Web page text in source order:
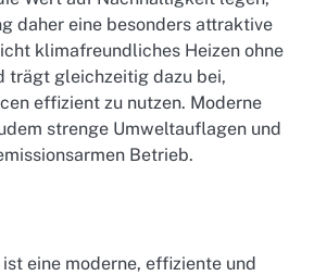
daher eine besonders attraktive
klimafreundliches Heizen ohne
trägt gleichzeitig dazu bei,
effizient zu nutzen. Moderne
strenge Umweltauflagen und
Betrieb.
eine moderne, effiziente und